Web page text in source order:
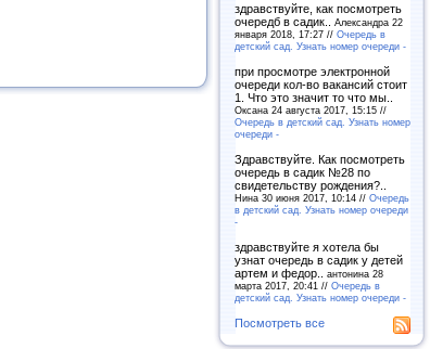
здравствуйте, как посмотреть
очередб в садик.. Александра 22
января 2018, 17:27 // Очередь в
детский сад. Узнать номер очереди -
при просмотре электронной
очереди кол-во вакансий стоит
1. Что это значит то что мы..
Оксана 24 августа 2017, 15:15 //
Очередь в детский сад. Узнать номер
очереди -
Здравствуйте. Как посмотреть
очередь в садик №28 по
свидетельству рождения?..
Нина 30 июня 2017, 10:14 // Очередь
в детский сад. Узнать номер очереди
-
здравствуйте я хотела бы
узнат очередь в садик у детей
артем и федор.. антонина 28
марта 2017, 20:41 // Очередь в
детский сад. Узнать номер очереди -
Посмотреть все